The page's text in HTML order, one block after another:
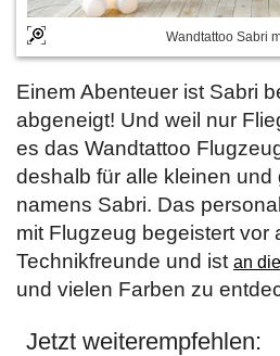
Wandtattoo Sabri
Einem Abenteuer ist Sabri
abgeneigt! Und weil nur
es das Wandtattoo
deshalb für alle kleinen
namens Sabri. Das
mit Flugzeug begeistert vor
Technikfreunde und ist an
und vielen Farben zu
Jetzt weiterempfehlen: